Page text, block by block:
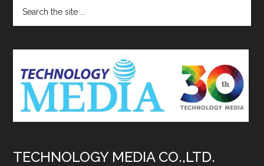
the
TECHNOLOGY MEDIA CO.,LTD.